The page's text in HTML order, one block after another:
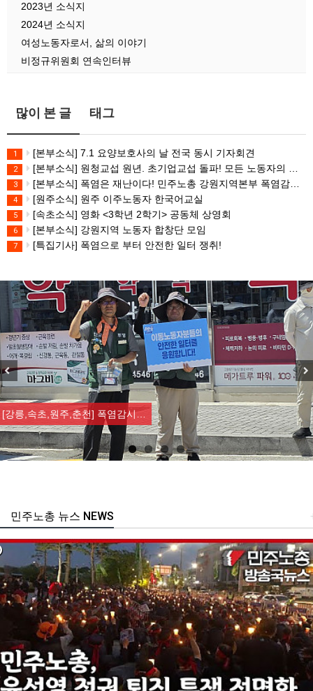
2023년 소식지
2024년 소식지
여성노동자로서, 삶의 이야기
비정규위원회 연속인터뷰
많이 본 글 태그
1 [본부소식] 7.1 요양보호사의 날 전국 동시 기자회견
2 [본부소식] 원청교섭 원년. 초기업교섭 돌파! 모든 노동자의 노동기본권 쟁취! 민주노총 7.15 총파업대회
3 [본부소식] 폭염은 재난이다! 민주노총 강원지역본부 폭염감시단 선포 기자회견
4 [원주소식] 원주 이주노동자 한국어교실
5 [속초소식] 영화 <3학년 2학기> 공동체 상영회
6 [본부소식] 강원지역 노동자 합창단 모임
7 [특집기사] 폭염으로 부터 안전한 일터 쟁취!
[강릉,속초,원주,춘천] 폭염감시…
주노총 뉴스 NEWS